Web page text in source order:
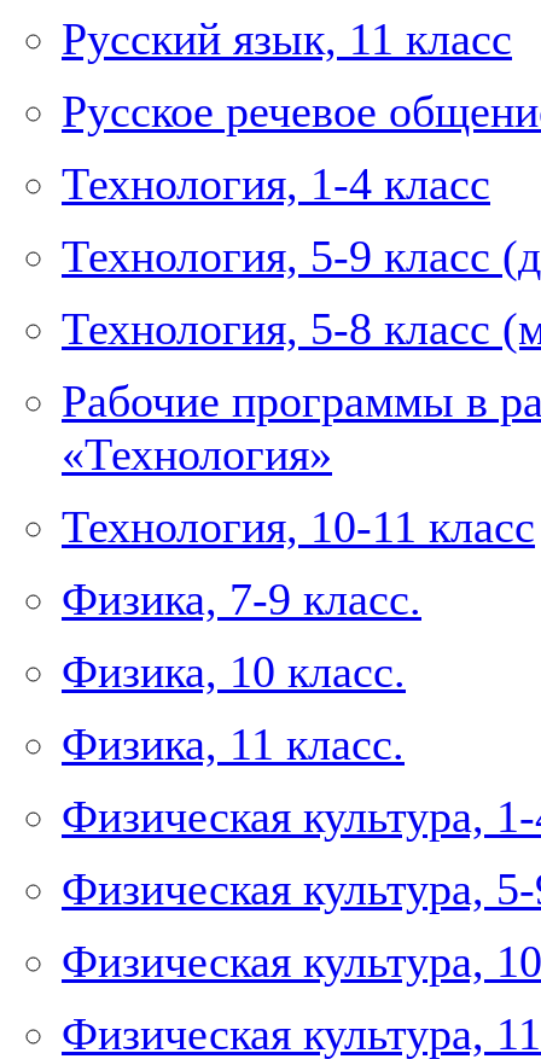
Русский язык, 11 класс
Русское речевое
Технология, 1-4 класс
Технология, 5-9 класс
Технология, 5-8 класс
Рабочие программы в
«Технология»
Технология, 10-11 класс
Физика, 7-9 класс.
Физика, 10 класс.
Физика, 11 класс.
Физическая культура,
Физическая культура,
Физическая культура,
Физическая культура,